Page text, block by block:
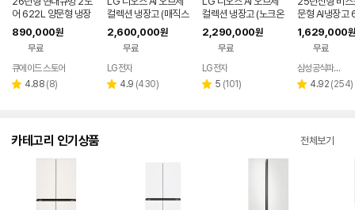
어 622L 양문형 냉장
고 가정용 QRSE62T
S3T
890,000원
무료
큐에이드 스토어
별 4.88 리
(8)
컬렉션 냉장고 (매직스
페이스) T876MEE1
H1
2,600,000원
무료
LG전자
별 4.9 리
(430)
컬렉션 냉장고 (노크온
매직스페이스) T876
MEE412
2,290,000원
무료
LG전자
별 5 리
(101)
문형 AI냉장고
1,629,000원
무료
삼성공식파트너 현성전자
별 4.92 리
(254)
카테고리 인기상품 전체보기